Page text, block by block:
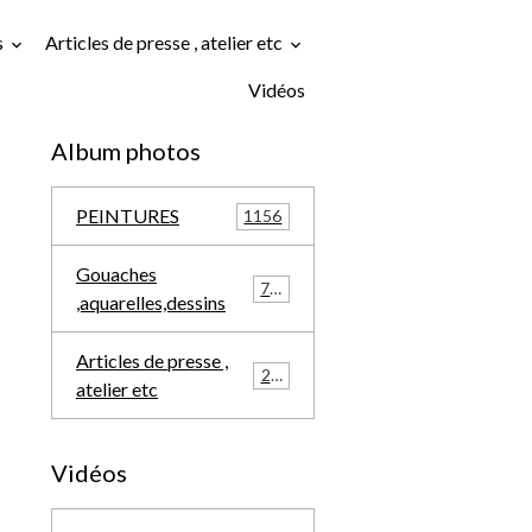
Articles de presse , atelier etc
Vidéos
Album photos
PEINTURES 1156
Gouaches
,aquarelles,dessins
709
Articles de presse ,
atelier etc
291
Vidéos